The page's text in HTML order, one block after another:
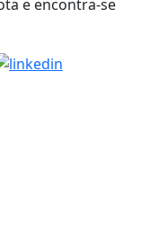
e encontra-se